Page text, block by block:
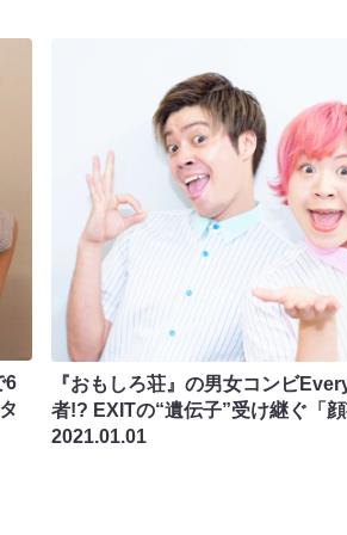
6
『おもしろ荘』の男女コンビ
者!? EXITの“遺伝子”受け継ぐ「
2021.01.01